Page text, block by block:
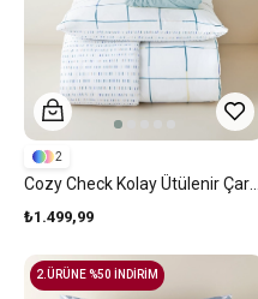
₺1.499,99
2
2.ÜRÜNE %50 İNDİRİM